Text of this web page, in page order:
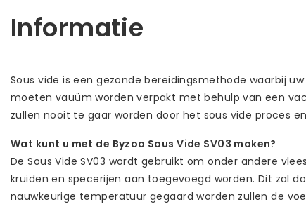
Informatie
Sous vide is een gezonde bereidingsmethode waarbij
moeten vauüm worden verpakt met behulp van een
zullen nooit te gaar worden door het sous vide proces
Wat kunt u met de Byzoo Sous Vide SV03 maken?
De Sous Vide SV03 wordt gebruikt om onder andere
kruiden en specerijen aan toegevoegd worden. Dit zal
nauwkeurige temperatuur gegaard worden zullen de